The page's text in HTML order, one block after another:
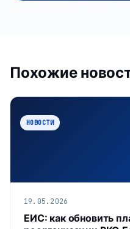
Похожие
НОВОСТИ
19.05.2026
ЕИС: как обновить